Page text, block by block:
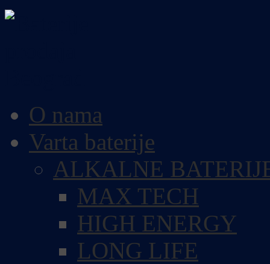
O nama
Varta baterije
ALKALNE
MAX TECH
HIGH ENERGY
LONG LIFE